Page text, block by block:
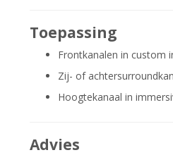
Toepassing
Frontkanalen in custom
Zij- of
Hoogtekanaal in
Advies